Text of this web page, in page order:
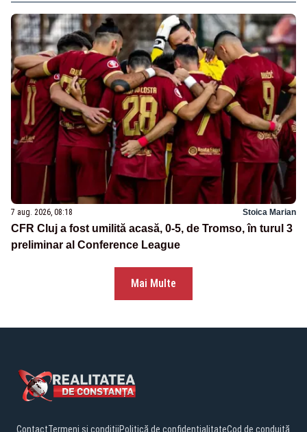
7 aug. 2026, 08:18 Stoica Marian
CFR Cluj a fost umilită acasă, 0-5, de Tromso, în turul 3
preliminar al Conference League
Mai Multe
ContactTermeni și condițiiPolitică de confidențialitateCod de conduită